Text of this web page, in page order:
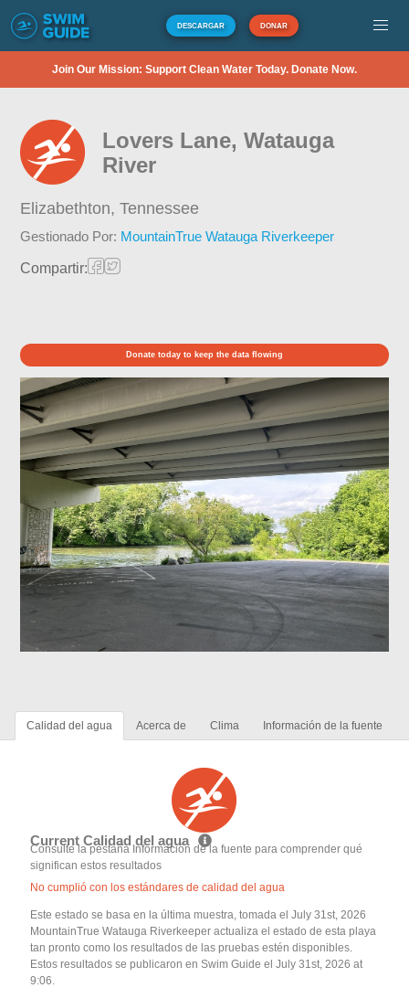
DESCARGAR DONAR
Join Our Mission: Support Clean Water Today. Donate Now.
Lovers Lane, Watauga
River
Elizabethton,Tennessee
Gestionado Por: MountainTrue Watauga Riverkeeper
Compartir:
Donate today to keep the data flowing
Calidad del agua Acerca de Clima Información de la fuente
Current Calidad del agua
Consulte la pestaña Información de la fuente para comprender qué
significan estos resultados
No cumplió con los estándares de calidad del agua
Este estado se basa en la última muestra, tomada el July 31st, 2026
MountainTrue Watauga Riverkeeper actualiza el estado de esta playa
tan pronto como los resultados de las pruebas estén disponibles.
Estos resultados se publicaron en Swim Guide el July 31st, 2026 at
9:06.